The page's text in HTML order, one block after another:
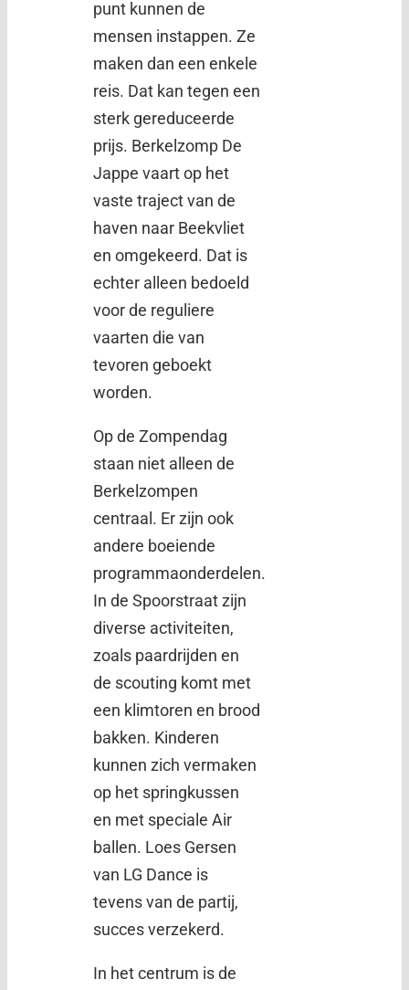
punt kunnen de
mensen instappen. Ze
maken dan een enkele
reis. Dat kan tegen een
sterk gereduceerde
prijs. Berkelzomp De
Jappe vaart op het
vaste traject van de
haven naar Beekvliet
en omgekeerd. Dat is
echter alleen bedoeld
voor de reguliere
vaarten die van
tevoren geboekt
worden.
Op de Zompendag
staan niet alleen de
Berkelzompen
centraal. Er zijn ook
andere boeiende
programmaonderdelen.
In de Spoorstraat zijn
diverse activiteiten,
zoals paardrijden en
de scouting komt met
een klimtoren en brood
bakken. Kinderen
kunnen zich vermaken
op het springkussen
en met speciale Air
ballen. Loes Gersen
van LG Dance is
tevens van de partij,
succes verzekerd.
In het centrum is de